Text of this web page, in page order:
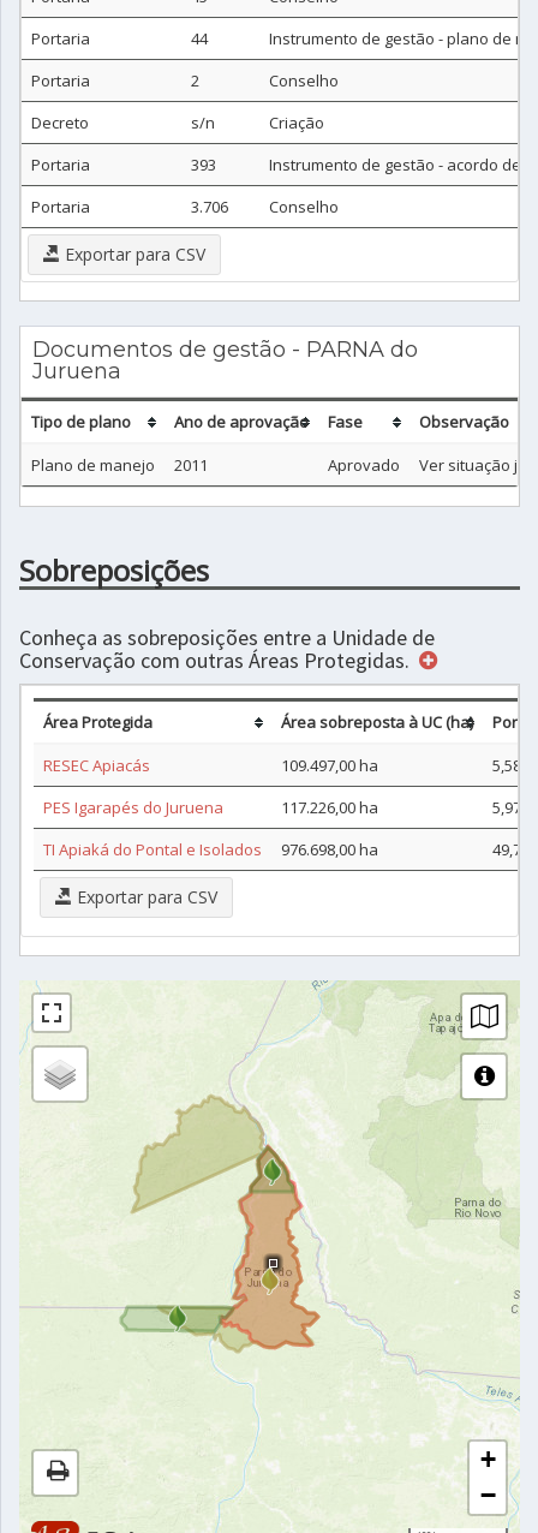
Portaria
44
Instrumento de gestão - plano de
Portaria
2
Conselho
Decreto
s/n
Criação
Portaria
393
Instrumento de gestão - acordo de
Portaria
3.706 Conselho
Exportar para CSV
Documentos de gestão - PARNA do
Juruena
Tipo de plano Ano de aprovação Fase
Observação
Plano de manejo
2011 Aprovado Ver situação
Sobreposições
Conheça as sobreposições entre a Unidade de
Conservação com outras Áreas Protegidas.
Área Protegida Área sobreposta à UC (ha)
RESEC Apiacás
109.497,00 ha
5,58%
PES Igarapés do Juruena
117.226,00 ha
5,97%
TI Apiaká do Pontal e Isolados
976.698,00 ha
Exportar para CSV
+
−